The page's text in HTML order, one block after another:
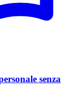
senza